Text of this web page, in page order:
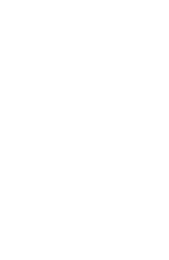
ยบ้าน รับจ้างโพสต์อสัง
บ1 การโพสต์ขายอสังหา
หน้าแรกได้จริงๆ
ต์ เชื่อถือได้จริง รับ
สุด ไม่มีค่านายหน้า
ายได้มากกว่า ที่เดียว ที่